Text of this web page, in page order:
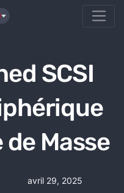
SCSI
Masse
avril 29, 2025